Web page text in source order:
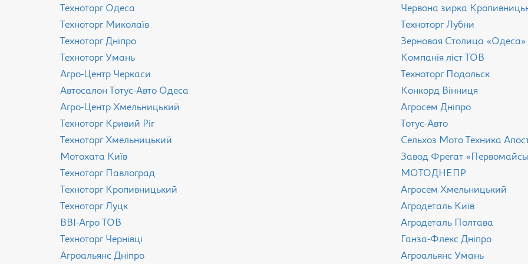
Техноторг Одеса
Техноторг Миколаїв
Техноторг Дніпро
Техноторг Умань
Агро-Центр Черкаси
Aвтосалон Тотус-Авто Одеса
Агро-Центр Хмельницький
Техноторг Кривий Ріг
Техноторг Хмельницький
Мотохата Київ
Техноторг Павлоград
Техноторг Кропивницький
Техноторг Луцк
ВВІ-Агро ТОВ
Техноторг Чернівці
Агроальянс Дніпро
Червона зирка
Техноторг Лубни
Зерновая Столица «Одеса»
Компанія ліст ТОВ
Техноторг Подольск
Конкорд Вінниця
Агросем Дніпро
Тотус-Авто
Сельхоз Мото Техника
Завод Фрегат
МОТОДНЕПР
Агросем Хмельницький
Агродеталь Київ
Агродеталь Полтава
Ганза-Флекс Дніпро
Агроальянс Умань